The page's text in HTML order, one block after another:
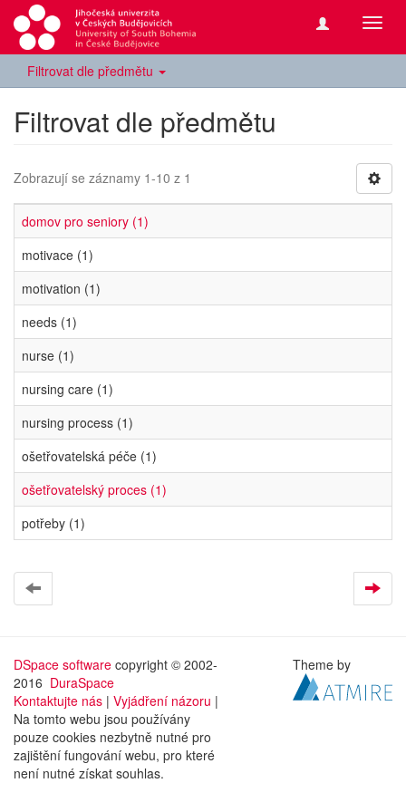
Filtrovat dle předmětu
Filtrovat dle předmětu
Zobrazují se záznamy 1-10 z 1
domov pro seniory (1)
motivace (1)
motivation (1)
needs (1)
nurse (1)
nursing care (1)
nursing process (1)
ošetřovatelská péče (1)
ošetřovatelský proces (1)
potřeby (1)
DSpace software copyright © 2002-
2016 DuraSpace
Kontaktujte nás | Vyjádření názoru |
Na tomto webu jsou používány
pouze cookies nezbytně nutné pro
zajištění fungování webu, pro které
není nutné získat souhlas.
Theme by